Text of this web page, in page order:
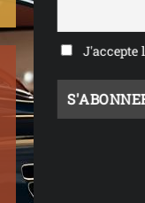
J'accepte